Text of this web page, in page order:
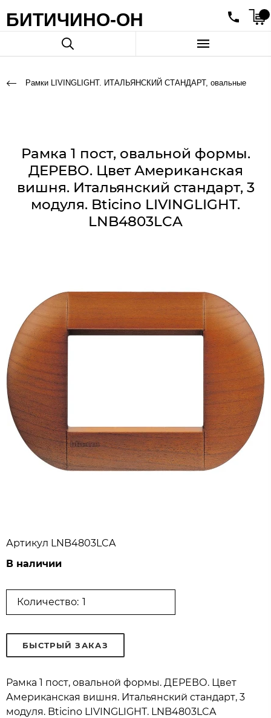
БИТИЧИНО-ОН
Рамки LIVINGLIGHT. ИТАЛЬЯНСКИЙ СТАНДАРТ, овальные
Рамка 1 пост, овальной формы.
ДЕРЕВО. Цвет Американская
вишня. Итальянский стандарт, 3
модуля. Bticino LIVINGLIGHT.
LNB4803LCA
Артикул LNB4803LCA
В наличии
Количество:
БЫСТРЫЙ ЗАКАЗ
Рамка 1 пост, овальной формы. ДЕРЕВО. Цвет
Американская вишня. Итальянский стандарт, 3
модуля. Bticino LIVINGLIGHT. LNB4803LCA